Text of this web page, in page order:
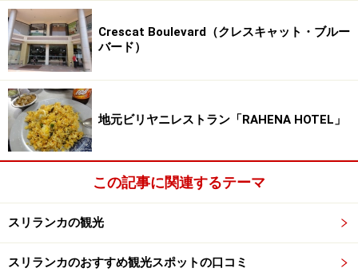
Crescat Boulevard（クレスキャット・ブルー
バード）
地元ビリヤニレストラン「RAHENA HOTEL」
この記事に関連するテーマ
スリランカの観光
スリランカのおすすめ観光スポットの口コミ